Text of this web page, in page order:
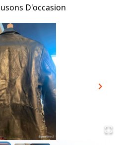
D'occasion
chevron_right